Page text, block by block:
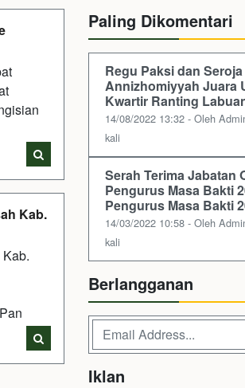
Kab.
Paling Dikomentari
Regu Paksi dan Seroja
Annizhomiyyah Juara
Kwartir Ranting
14/08/2022 13:32 - Oleh
kali
Serah Terima Jabatan
Pengurus Masa Bakti
Pengurus Masa Bakti
14/03/2022 10:58 - Oleh
kali
Berlangganan
Iklan